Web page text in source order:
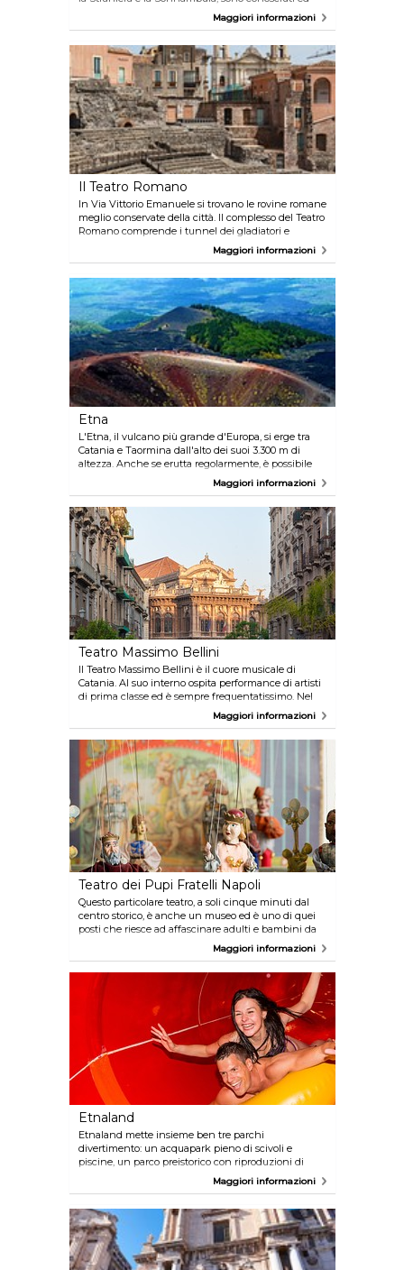
ammirati in tutto il mondo. Il museo in onore del
maestro, il Museo Cicico Belliniani, è uno dei più
Maggiori informazioni
Il Teatro Romano
In Via Vittorio Emanuele si trovano le rovine romane
meglio conservate della città. Il complesso del Teatro
Romano comprende i tunnel dei gladiatori e
l’auditorium dalla forma circolare, ed è circondati da
edifici di epoca posteriore. Venite a fare un tuffo nel
Maggiori informazioni
Etna
L'Etna, il vulcano più grande d'Europa, si erge tra
Catania e Taormina dall'alto dei suoi 3.300 m di
altezza. Anche se erutta regolarmente, è possibile
scalare questo splendido monte fino ad arrivare ai
suoi quattro crateri in tutta sicurezza grazie ad un
monitoraggio continuo. Catania è collegata con la
base dell'Etna via autobus.
Maggiori informazioni
Teatro Massimo Bellini
Il Teatro Massimo Bellini è il cuore musicale di
Catania. Al suo interno ospita performance di artisti
di prima classe ed è sempre frequentatissimo. Nel
caso (improbabile) in cui non troviate niente di
vostro gradimento sul programma, potete anche
solo visitare i meravigliosi interni risalenti ad oltre
un secolo fa grazie ai tour guidati.
Maggiori informazioni
Teatro dei Pupi Fratelli Napoli
Questo particolare teatro, a soli cinque minuti dal
centro storico, è anche un museo ed è uno di quei
posti che riesce ad affascinare adulti e bambini da
generazioni. Il tema è ovviamente quello dei tipici
"pupi" siciliani, i quali i visitatori potranno imparare
ad usare, oltre che scoprire la loro storia. Se
desiderate assistere ad uno spettacolo ricordate di
controllare le date della pausa estiva.
Maggiori informazioni
Etnaland
Etnaland mette insieme ben tre parchi
divertimento: un acquapark pieno di scivoli e
piscine, un parco preistorico con riproduzioni di
dinosauri ed animali primitivi, ed un ultimo parco a
tema dove provare ogni tipo di giostra. Insomma,
Maggiori informazioni